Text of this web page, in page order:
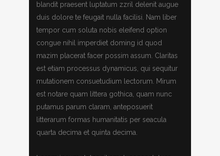
blandit praesent luptatum zzril delenit augue
duis dolore te feugait nulla facilisi. Nam liber
tempor cum soluta nobis eleifend option
congue nihil imperdiet doming id quod
mazim placerat facer possim assum. Claritas
est etiam processus dynamicus, qui sequitur
mutationem consuetudium lectorum. Mirum
est notare quam littera gothica, quam nunc
putamus parum claram, anteposuerit
litterarum formas humanitatis per seacula
quarta decima et quinta decima.